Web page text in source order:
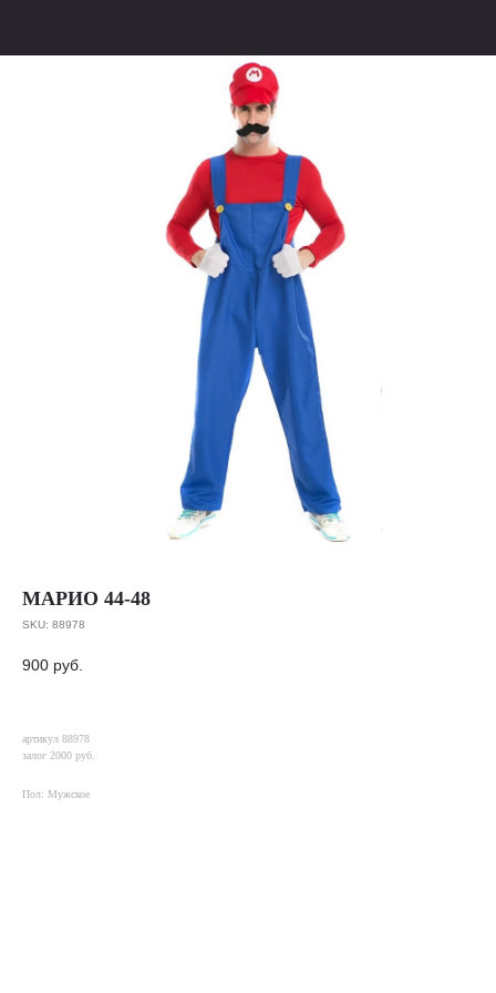
МАРИО 44-48
SKU: 88978
900 руб.
артикул 88978
залог 2000 руб.
Пол: Мужское